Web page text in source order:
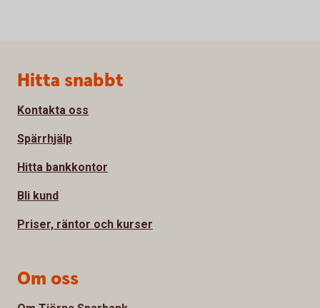
Sidfot
Hitta snabbt
Kontakta oss
Spärrhjälp
Hitta bankkontor
Bli kund
Priser, räntor och kurser
Om oss